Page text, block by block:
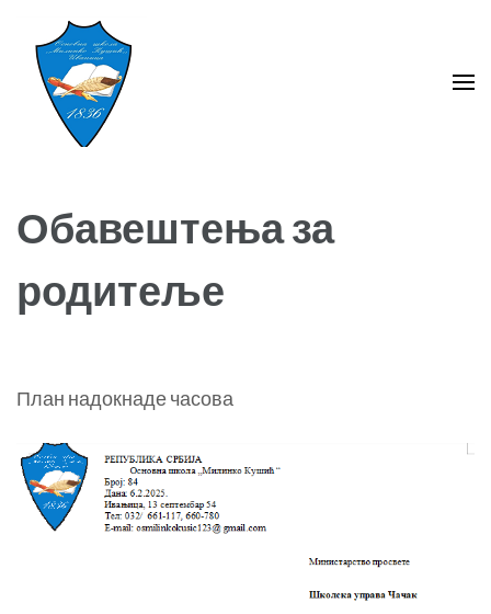
content
(Press
Обавештења за
родитеље
План надокнаде часова